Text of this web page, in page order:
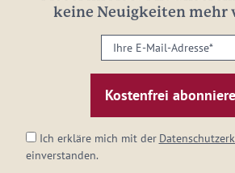
keine Neuigkeiten mehr
Ihre
E-
Mail-
Adresse:
Ich erkläre mich mit der
einverstanden.